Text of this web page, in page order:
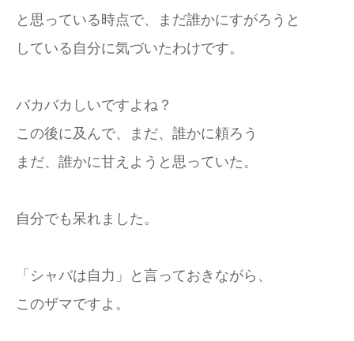
と思っている時点で、まだ誰かにすがろうと
している自分に気づいたわけです。
バカバカしいですよね？
この後に及んで、まだ、誰かに頼ろう
まだ、誰かに甘えようと思っていた。
自分でも呆れました。
「シャバは自力」と言っておきながら、
このザマですよ。